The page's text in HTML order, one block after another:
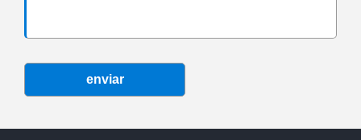
enviar